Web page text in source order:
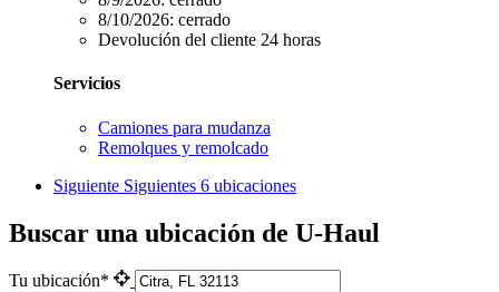
8/10/2026: cerrado
Devolución del cliente 24 horas
Servicios
Camiones para mudanza
Remolques y remolcado
Siguiente Siguientes 6 ubicaciones
Buscar una ubicación de U-Haul
Tu ubicación*